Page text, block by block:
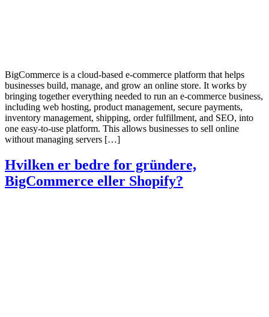
BigCommerce is a cloud-based e-commerce platform that helps
businesses build, manage, and grow an online store. It works by
bringing together everything needed to run an e-commerce business,
including web hosting, product management, secure payments,
inventory management, shipping, order fulfillment, and SEO, into
one easy-to-use platform. This allows businesses to sell online
without managing servers […]
Hvilken er bedre for gründere,
BigCommerce eller Shopify?